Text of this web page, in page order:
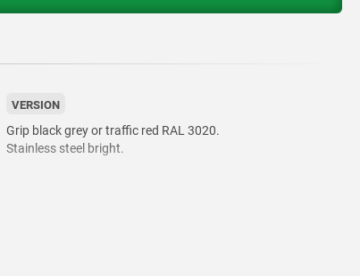
VERSION
Grip black grey or traffic red RAL 3020.
Stainless steel bright.